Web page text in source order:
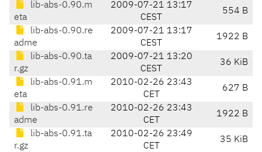
lib-abs-0.90.m
eta
2009-07-21 13:17
CEST
554 B
lib-abs-0.90.re
adme
2009-07-21 13:17
CEST
1922 B
lib-abs-0.90.ta
r.gz
2009-07-21 13:20
CEST
36 KiB
lib-abs-0.91.m
eta
2010-02-26 23:43
CET
627 B
lib-abs-0.91.re
adme
2010-02-26 23:43
CET
1922 B
lib-abs-0.91.ta
r.gz
2010-02-26 23:49
CET
35 KiB